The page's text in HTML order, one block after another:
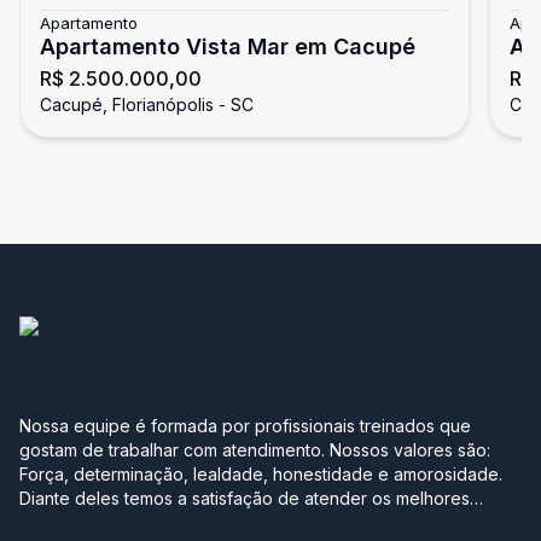
Apartamento
Apartamento Vista Mar em Cacupé
R$ 2.500.000,00
Cacupé, Florianópolis - SC
Nossa equipe é formada por profissionais treinados que
gostam de trabalhar com atendimento. Nossos valores são:
Força, determinação, lealdade, honestidade e amorosidade.
Diante deles temos a satisfação de atender os melhores